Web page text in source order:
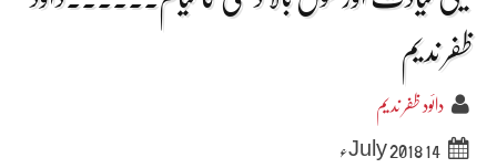
ظفر ندیم
دائود ظفر ندیم
14 July 2018ء